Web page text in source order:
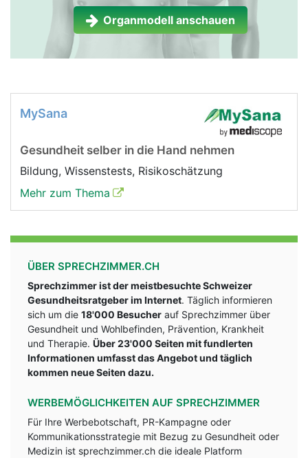
Organmodell anschauen
MySana
Gesundheit selber in die Hand nehmen
Bildung, Wissenstests, Risikoschätzung
Mehr zum Thema
ÜBER SPRECHZIMMER.CH
Sprechzimmer ist der meistbesuchte Schweizer
Gesundheitsratgeber im Internet. Täglich informieren
sich um die 18'000 Besucher auf Sprechzimmer über
Gesundheit und Wohlbefinden, Prävention, Krankheit
und Therapie. Über 23'000 Seiten mit fundlerten
Informationen umfasst das Angebot und täglich
kommen neue Seiten dazu.
WERBEMÖGLICHKEITEN AUF SPRECHZIMMER
Für Ihre Werbebotschaft, PR-Kampagne oder
Kommunikationsstrategie mit Bezug zu Gesundheit oder
Medizin ist sprechzimmer.ch die ideale Platform